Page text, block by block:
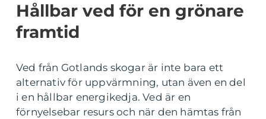
Hållbar ved för en grönare
framtid
Ved från Gotlands skogar är inte bara ett
alternativ för uppvärmning, utan även en del
i en hållbar energikedja. Ved är en
förnyelsebar resurs och när den hämtas från